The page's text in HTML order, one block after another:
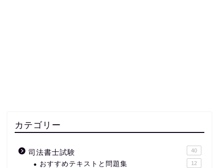
カテゴリー
司法書士試験 40
おすすめテキストと問題集 12